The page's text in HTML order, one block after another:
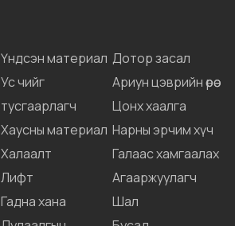
Үндсэн материал
Ус чийг
тусгаарлагч
Хаусны материал
Халаалт
Лифт
Гадна хана
Дотор засал
Ариун цэврийн өрөө
Цонх хаалга
Нарны эрчим хүч
Галаас хамгаалах
Агааржуулагч
Шал